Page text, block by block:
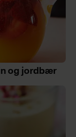
og jordbær